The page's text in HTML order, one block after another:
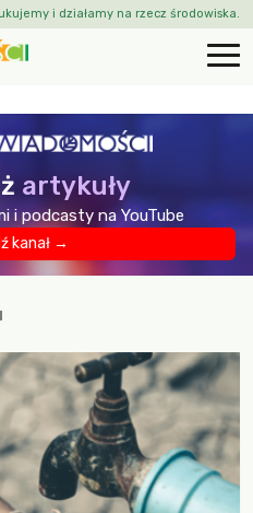
i działamy na rzecz środowiska.
artykuły
i podcasty na YouTube
kanał →